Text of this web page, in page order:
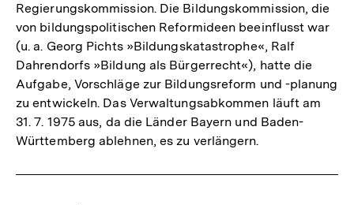
Regierungskommission. Die Bildungskommission, die
von bildungspolitischen Reformideen beeinflusst war
(u. a. Georg Pichts »Bildungskatastrophe«, Ralf
Dahrendorfs »Bildung als Bürgerrecht«), hatte die
Aufgabe, Vorschläge zur Bildungsreform und -planung
zu entwickeln. Das Verwaltungsabkommen läuft am
31. 7. 1975 aus, da die Länder Bayern und Baden-
Württemberg ablehnen, es zu verlängern.